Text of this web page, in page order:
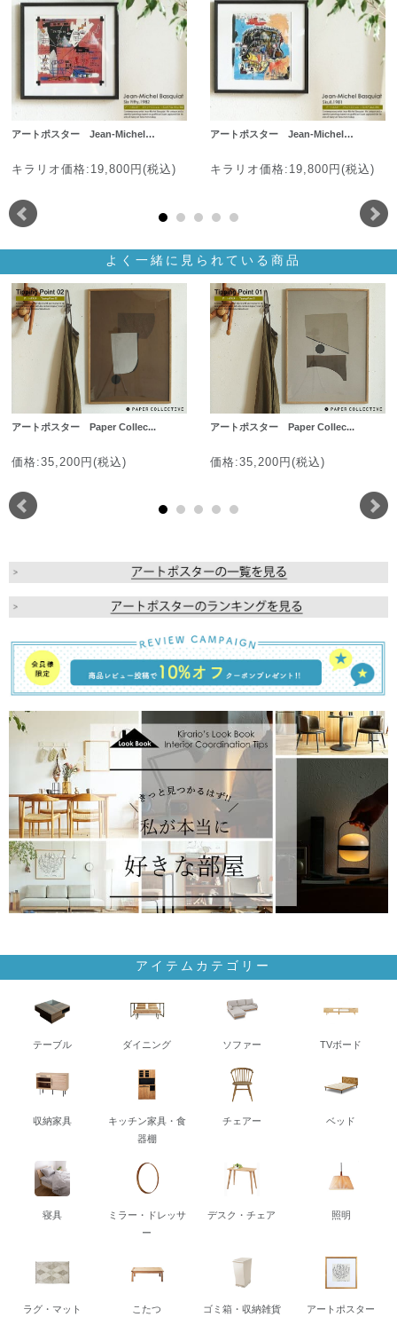
アートポスター Jean-Michel…
キラリオ価格:19,800円(税込)
アートポスター Jean-Michel…
キラリオ価格:19,800円(税込)
よく一緒に見られている商品
アートポスター Paper Collec...
価格:35,200円(税込)
アートポスター Paper Collec...
価格:35,200円(税込)
アイテムカテゴリー
テーブル ダイニング ソファー TVボード
収納家具
キッチン家具・食
器棚
チェアー ベッド
寝具
ミラー・ドレッサ
ー
デスク・チェア 照明
ラグ・マット こたつ ゴミ箱・収納雑貨 アートポスター